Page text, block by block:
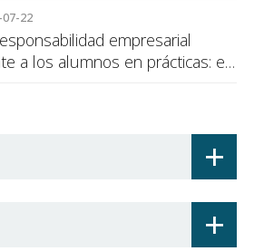
07-22
empresarial
a los alumnos en prácticas: el
+
+